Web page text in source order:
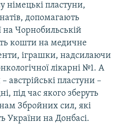
німецькі пластуни,
допомагають
на Чорнобильській
кошти на медичне
іграшки, надсилаючи
лікарні №1. А
австрійські пластуни –
під час якого зберуть
Збройних сил, які
України на Донбасі.